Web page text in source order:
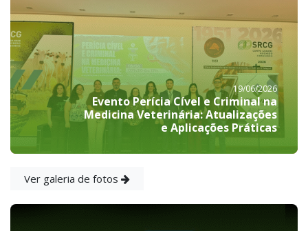
19/06/2026
Evento Perícia Cível e Criminal na
Medicina Veterinária: Atualizações
e Aplicações Práticas
Ver galeria de fotos